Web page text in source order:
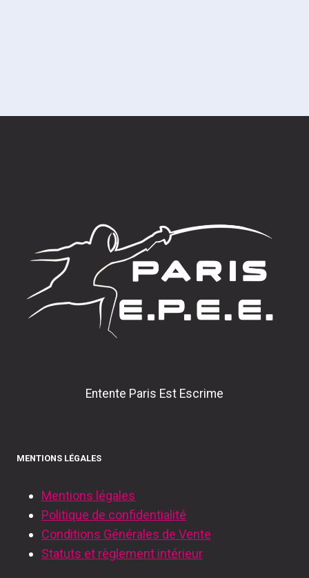
Entente Paris Est Escrime
MENTIONS LÉGALES
Mentions légales
Politique de confidentialité
Conditions Générales de Vente
Statuts et règlement intérieur